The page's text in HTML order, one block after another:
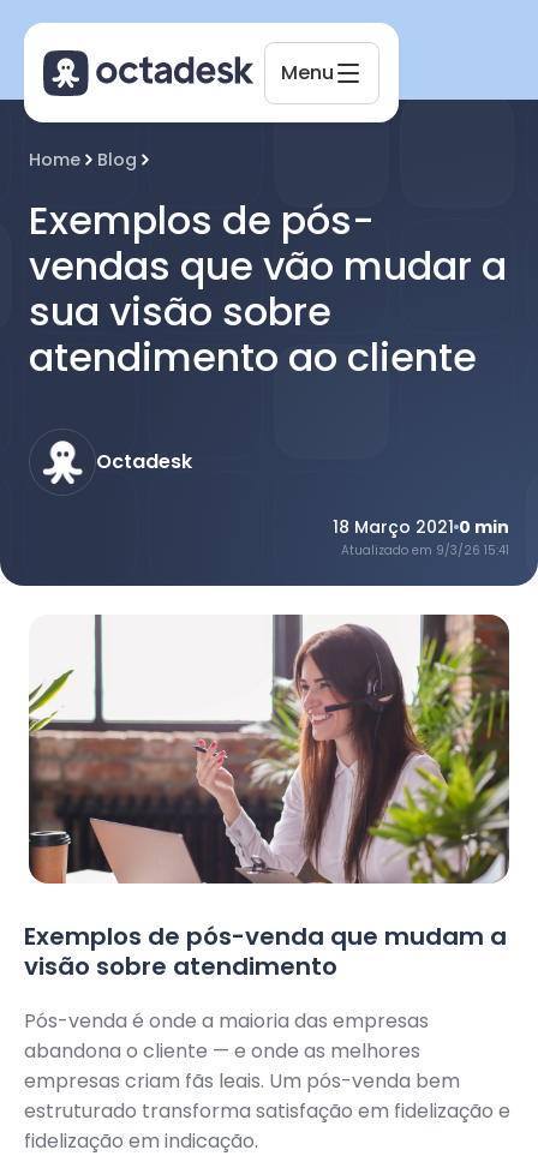
Menu
Home Blog
Exemplos de pós-
vendas que vão mudar a
sua visão sobre
atendimento ao cliente
Octadesk
18 Março 2021 0 min
Atualizado em 9/3/26 15:41
Exemplos de pós-venda que mudam a
visão sobre atendimento
Pós-venda é onde a maioria das empresas
abandona o cliente — e onde as melhores
empresas criam fãs leais. Um pós-venda bem
estruturado transforma satisfação em fidelização e
fidelização em indicação.
Online agora